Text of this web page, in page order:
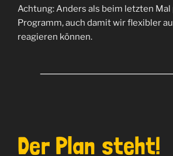
Achtung: Anders als beim letzten Mal
Programm, auch damit wir flexibler
reagieren können.
Der Plan steht!